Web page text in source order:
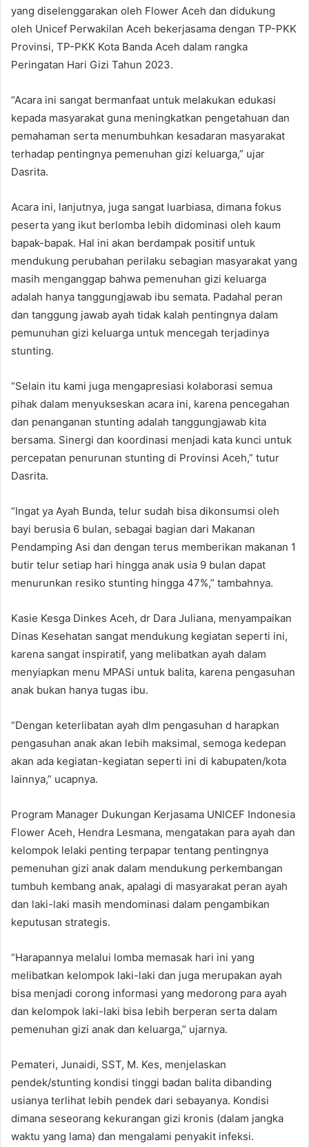
yang diselenggarakan oleh Flower Aceh dan didukung
oleh Unicef Perwakilan Aceh bekerjasama dengan TP-PKK
Provinsi, TP-PKK Kota Banda Aceh dalam rangka
Peringatan Hari Gizi Tahun 2023.
“Acara ini sangat bermanfaat untuk melakukan edukasi
kepada masyarakat guna meningkatkan pengetahuan dan
pemahaman serta menumbuhkan kesadaran masyarakat
terhadap pentingnya pemenuhan gizi keluarga,” ujar
Dasrita.
Acara ini, lanjutnya, juga sangat luarbiasa, dimana fokus
peserta yang ikut berlomba lebih didominasi oleh kaum
bapak-bapak. Hal ini akan berdampak positif untuk
mendukung perubahan perilaku sebagian masyarakat yang
masih menganggap bahwa pemenuhan gizi keluarga
adalah hanya tanggungjawab ibu semata. Padahal peran
dan tanggung jawab ayah tidak kalah pentingnya dalam
pemunuhan gizi keluarga untuk mencegah terjadinya
stunting.
“Selain itu kami juga mengapresiasi kolaborasi semua
pihak dalam menyukseskan acara ini, karena pencegahan
dan penanganan stunting adalah tanggungjawab kita
bersama. Sinergi dan koordinasi menjadi kata kunci untuk
percepatan penurunan stunting di Provinsi Aceh,” tutur
Dasrita.
“Ingat ya Ayah Bunda, telur sudah bisa dikonsumsi oleh
bayi berusia 6 bulan, sebagai bagian dari Makanan
Pendamping Asi dan dengan terus memberikan makanan 1
butir telur setiap hari hingga anak usia 9 bulan dapat
menurunkan resiko stunting hingga 47%,” tambahnya.
Kasie Kesga Dinkes Aceh, dr Dara Juliana, menyampaikan
Dinas Kesehatan sangat mendukung kegiatan seperti ini,
karena sangat inspiratif, yang melibatkan ayah dalam
menyiapkan menu MPASi untuk balita, karena pengasuhan
anak bukan hanya tugas ibu.
“Dengan keterlibatan ayah dlm pengasuhan d harapkan
pengasuhan anak akan lebih maksimal, semoga kedepan
akan ada kegiatan-kegiatan seperti ini di kabupaten/kota
lainnya,” ucapnya.
Program Manager Dukungan Kerjasama UNICEF Indonesia
Flower Aceh, Hendra Lesmana, mengatakan para ayah dan
kelompok lelaki penting terpapar tentang pentingnya
pemenuhan gizi anak dalam mendukung perkembangan
tumbuh kembang anak, apalagi di masyarakat peran ayah
dan laki-laki masih mendominasi dalam pengambikan
keputusan strategis.
“Harapannya melalui lomba memasak hari ini yang
melibatkan kelompok laki-laki dan juga merupakan ayah
bisa menjadi corong informasi yang medorong para ayah
dan kelompok laki-laki bisa lebih berperan serta dalam
pemenuhan gizi anak dan keluarga,” ujarnya.
Pemateri, Junaidi, SST, M. Kes, menjelaskan
pendek/stunting kondisi tinggi badan balita dibanding
usianya terlihat lebih pendek dari sebayanya. Kondisi
dimana seseorang kekurangan gizi kronis (dalam jangka
waktu yang lama) dan mengalami penyakit infeksi.